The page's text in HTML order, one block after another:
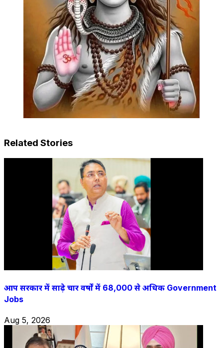
Related Stories
आप सरकार में साढ़े चार वर्षों में 68,000 से अधिक Government
Jobs
Aug 5, 2026